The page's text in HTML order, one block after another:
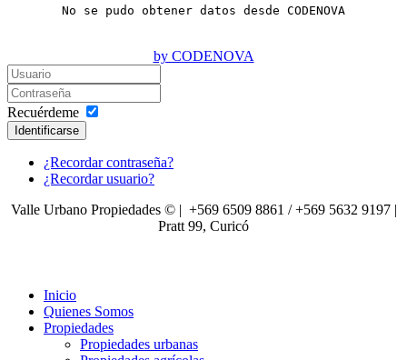
No se pudo obtener datos desde CODENOVA
by CODENOVA
Recuérdeme
Identificarse
¿Recordar contraseña?
¿Recordar usuario?
Valle Urbano Propiedades © | +569 6509 8861 / +569 5632 9197 |
Pratt 99, Curicó
Inicio
Quienes Somos
Propiedades
Propiedades urbanas